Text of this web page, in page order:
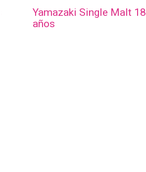
Yamazaki Single Malt 18
años